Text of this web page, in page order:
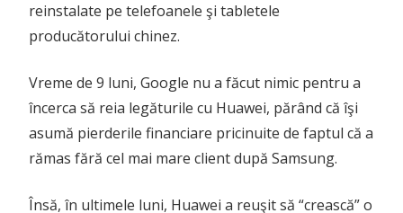
reinstalate pe telefoanele şi tabletele
producătorului chinez.
Vreme de 9 luni, Google nu a făcut nimic pentru a
încerca să reia legăturile cu Huawei, părând că îşi
asumă pierderile financiare pricinuite de faptul că a
rămas fără cel mai mare client după Samsung.
Însă, în ultimele luni, Huawei a reuşit să “crească” o